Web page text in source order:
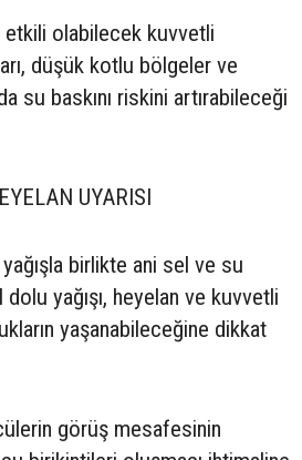
etkili olabilecek kuvvetli
düşük kotlu bölgeler ve
su baskını riskini artırabileceği
UYARISI
birlikte ani sel ve su
dolu yağışı, heyelan ve kuvvetli
yaşanabileceğine dikkat
görüş mesafesinin